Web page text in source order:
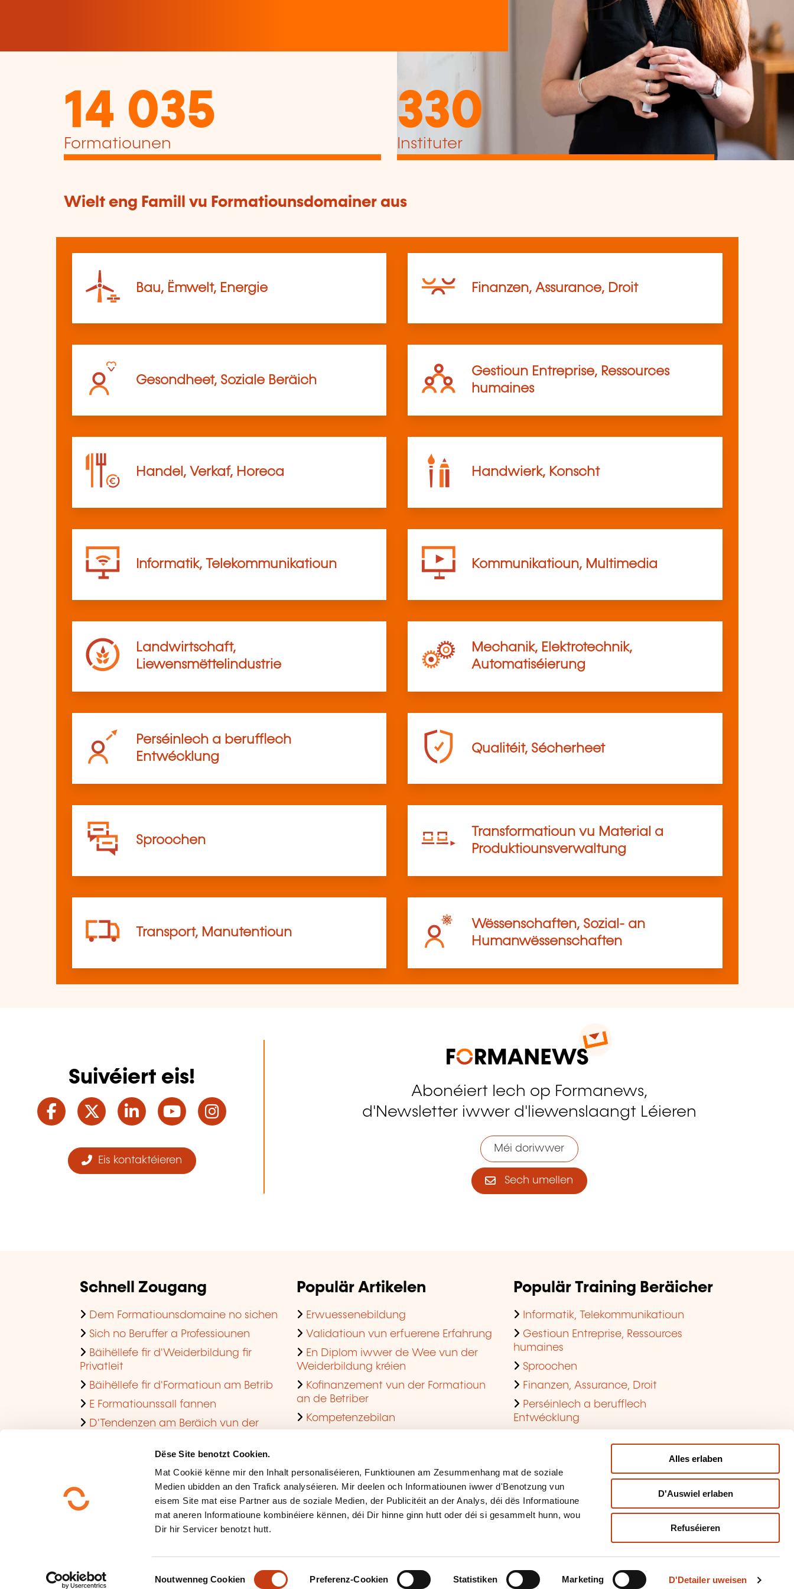
Dëse Site benotzt Cookien.
Mat Cookië kënne mir den Inhalt personaliséieren, Funktiounen am Zesummenhang mat de soziale
Medien ubidden an den Trafick analyséieren. Mir deelen och Informatiounen iwwer d'Benotzung vun
eisem Site mat eise Partner aus de soziale Medien, der Publicitéit an der Analys, déi dës Informatioune
mat aneren Informatioune kombinéiere kënnen, déi Dir hinne ginn hutt oder déi si gesammelt hunn, wou
Dir hir Servicer benotzt hutt.
Noutwenneg Cookien Preferenz-Cookien Statistiken Marketing D'Detailer uweisen
Alles erlaben
D'Auswiel erlaben
Refuséieren
14 035
Formatiounen
330
Instituter
Wielt eng Famill vu Formatiounsdomainer aus
Bau, Ëmwelt, Energie Finanzen, Assurance, Droit
Gesondheet, Soziale Beräich
Gestioun Entreprise, Ressources
humaines
Handel, Verkaf, Horeca Handwierk, Konscht
Informatik, Telekommunikatioun Kommunikatioun, Multimedia
Landwirtschaft,
Liewensmëttelindustrie
Mechanik, Elektrotechnik,
Automatiséierung
Perséinlech a berufflech
Entwécklung
Qualitéit, Sécherheet
Sproochen
Transformatioun vu Material a
Produktiounsverwaltung
Transport, Manutentioun
Wëssenschaften, Sozial- an
Humanwëssenschaften
Suivéiert eis!
Facebook
TwitterLinkedInYouTube
Eis kontaktéieren
Abonéiert Iech op Formanews,
d'Newsletter iwwer d'liewenslaangt Léieren
Méi doriwwer
Sech umellen
Schnell Zougang
Dem Formatiounsdomaine no sichen
Sich no Beruffer a Professiounen
Bäihëllefe fir d'Weiderbildung fir
Privatleit
Bäihëllefe fir d'Formatioun am Betrib
E Formatiounssall fannen
D'Tendenzen am Beräich vun der
Populär Artikelen
Erwuessenebildung
Validatioun vun erfuerene Erfahrung
En Diplom iwwer de Wee vun der
Weiderbildung kréien
Kofinanzement vun der Formatioun
an de Betriber
Kompetenzebilan
Populär Training Beräicher
Informatik, Telekommunikatioun
Gestioun Entreprise, Ressources
humaines
Sproochen
Finanzen, Assurance, Droit
Perséinlech a berufflech
Entwécklung
Plang vum Site